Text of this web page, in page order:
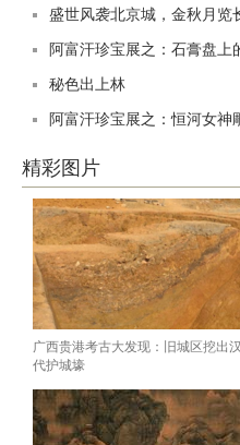
盛世风袭北京城，金秋月览
阿富汗珍宝展之：石膏盘上
秘色出上林
阿富汗珍宝展之：恒河女神
精彩图片
广西贵港考古大发现：旧城区挖出汉
代护城壕